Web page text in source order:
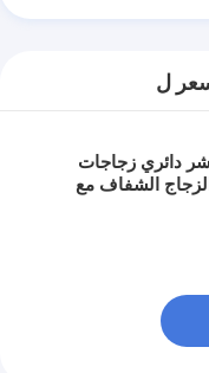
ل
ناشر دائري زجاجات
الشفاف مع